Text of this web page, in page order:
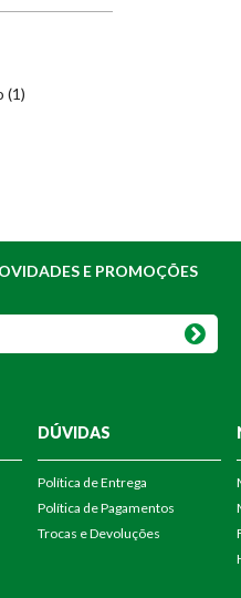
(1)
E PROMOÇÕES
DÚVIDAS
Política de Entrega
Política de Pagamentos
Trocas e Devoluções